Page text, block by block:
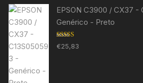
EPSON C3900 / CX37 -
Genérico - Preto
Avaliação
5.00de 5
€25,83